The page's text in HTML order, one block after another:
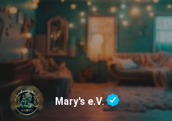
Mary's e.V.